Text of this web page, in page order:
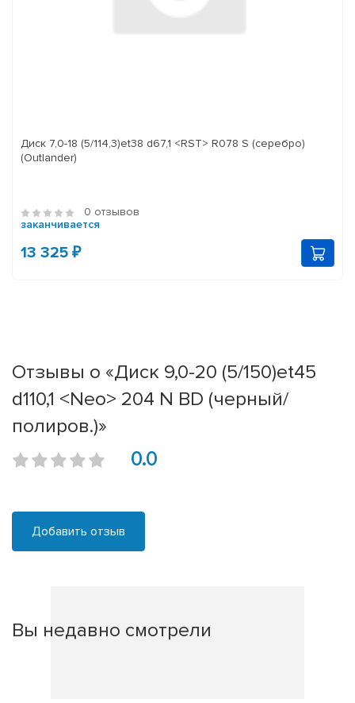
Диск 7,0-18 (5/114,3)et38 d67,1 <RST> R078 S (серебро)
(Outlander)
0 отзывов
заканчивается
13 325 ₽
Отзывы о «Диск 9,0-20 (5/150)et45
d110,1 <Neo> 204 N BD (черный/
полиров.)»
0.0
Добавить отзыв
Вы недавно смотрели